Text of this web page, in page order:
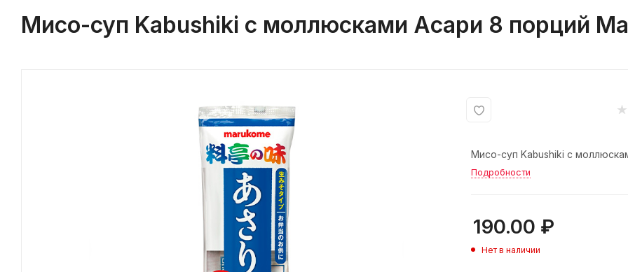
Мисо-суп Kabushiki с моллюсками Асари 8 порций
Мисо-суп Kabushiki с
Подробности
190.00 ₽
Нет в наличии